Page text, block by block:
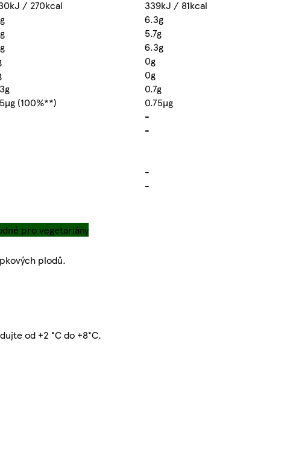
/ 270kcal 339kJ / 81kcal
6.3g
5.7g
6.3g
0g
0g
0.7g
(100%**) 0.75µg
-
-
-
-
pro vegetariány
plodů.
od +2 °C do +8°C.